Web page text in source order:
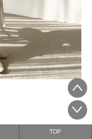
TOP